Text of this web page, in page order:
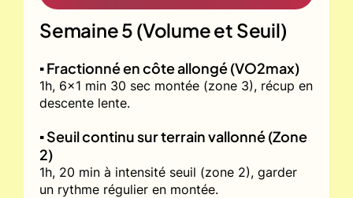
Semaine 5 (Volume et Seuil)
▪️ Fractionné en côte allongé (VO2max)
1h, 6x1 min 30 sec montée (zone 3), récup en
descente lente.
▪️ Seuil continu sur terrain vallonné (Zone
2)
1h, 20 min à intensité seuil (zone 2), garder
un rythme régulier en montée.